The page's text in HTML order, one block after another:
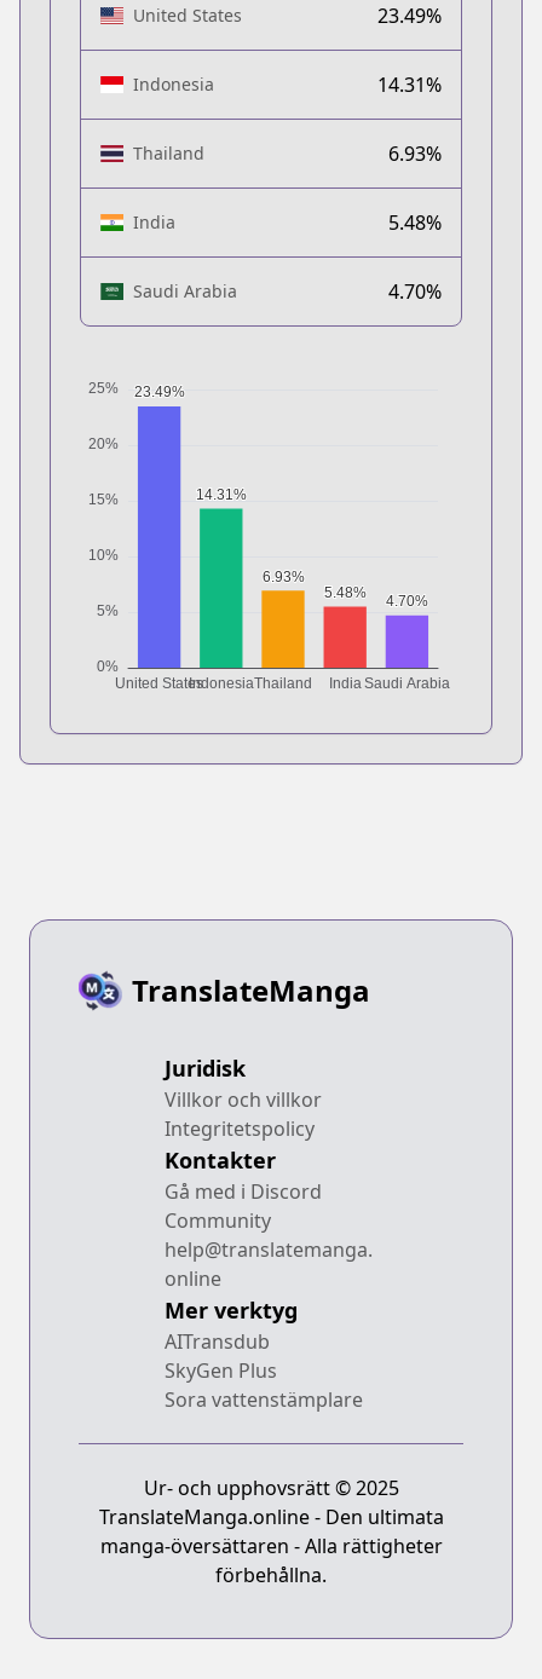
United States 23.49%
Indonesia 14.31%
Thailand 6.93%
India 5.48%
Saudi Arabia 4.70%
TranslateManga
Juridisk
Villkor och villkor
Integritetspolicy
Kontakter
Gå med i Discord
Community
help@translatemanga.
online
Mer verktyg
AITransdub
SkyGen Plus
Sora vattenstämplare
Ur- och upphovsrätt © 2025
TranslateManga.online - Den ultimata
manga-översättaren - Alla rättigheter
förbehållna.